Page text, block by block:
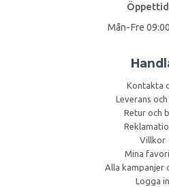
Mån-Fre
Kontakta
Leverans
Retur och
Villkor
Mina
Alla kampanjer
Logga in